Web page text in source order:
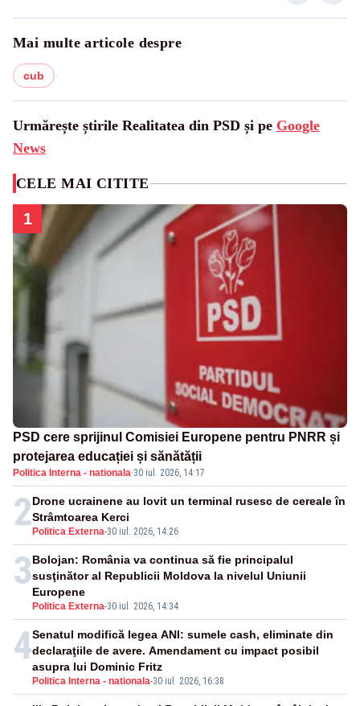
Mai multe articole despre
cub
Urmărește știrile Realitatea din PSD și pe Google
News
CELE MAI CITITE
1
PSD cere sprijinul Comisiei Europene pentru PNRR și
protejarea educației și sănătății
Politica Interna - nationala·30 iul. 2026, 14:17
2Politica Externa-30 iul. 2026, 14:26
Drone ucrainene au lovit un terminal rusesc de cereale în
Strâmtoarea Kerci
3
Politica Externa-30 iul. 2026, 14:34
Bolojan: România va continua să fie principalul
susţinător al Republicii Moldova la nivelul Uniunii
Europene
4
Politica Interna - nationala-30 iul. 2026, 16:38
Senatul modifică legea ANI: sumele cash, eliminate din
declaraţiile de avere. Amendament cu impact posibil
asupra lui Dominic Fritz